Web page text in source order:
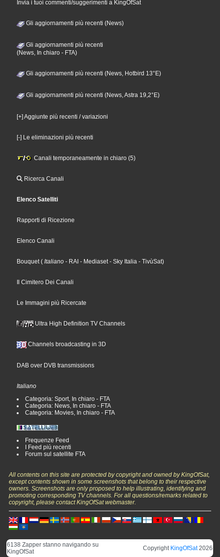
Invia i tuoi commenti/suggerimenti a KingOfSat
Gli aggiornamenti più recenti (News)
Gli aggiornamenti più recenti
(News, In chiaro - FTA)
Gli aggiornamenti più recenti (News, Hotbird 13°E)
Gli aggiornamenti più recenti (News, Astra 19,2°E)
[+] Aggiunte più recenti / variazioni
[-] Le eliminazioni più recenti
Canali temporaneamente in chiaro (5)
Ricerca Canali
Elenco Satelliti
Rapporti di Ricezione
Elenco Canali
Bouquet ( Italiano - RAI - Mediaset - Sky Italia - TivùSat)
Il Cimitero Dei Canali
Le Immagini più Ricercate
Ultra High Definition TV Channels
Channels broadcasting in 3D
DAB over DVB transmissions
Italiano
Categoria: Sport, In chiaro - FTA
Categoria: News, In chiaro - FTA
Categoria: Movies, In chiaro - FTA
Frequenze Feed
I Feed più recenti
Forum sul satellite FTA
All contents on this site are protected by copyright and owned by KingOfSat,
except contents shown in some screenshots that belong to their respective
owners. Screenshots are only proposed to help illustrating, identifying and
promoting corresponding TV channels. For all questions/remarks related to
copyright, please contact KingOfSat webmaster.
6138 Zapper stanno navigando su
KingOfSat
Copyright KingOfSat2026